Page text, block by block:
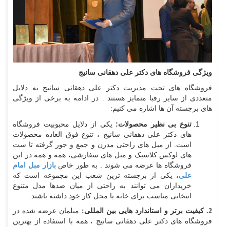
ویژگی فروشگاه های دکتر علی دهقانی سانیج
فروشگاه های تحت مدیریت دکتر علی دهقانی سانیج به دلایل
متعددی از سایر رقبا متمایز هستند . در ادامه به برخی از ویژگی
های برجسته آن ها اشاره می کنیم:
تنوع بی نظیر محصولات: یکی از دلایل محبوبیت فروشگاه
های دکتر علی دهقانی سانیج ، تنوع فوق العاده محصولات
است. از مبل های راحتی مدرن و جمع و جور گرفته تا ست
های لوکس کلاسیک و مبل های سفارشی، همه و همه در این
فروشگاه ها عرضه می شوند . به طور خاصبازار مبل امام
علی، یکی از برجسته ترین شعب این مجموعه است که
خریداران می توانند به راحتی از میان صدها مدل متنوع
انتخابی مناسب برای خانه یا محل کار خود داشته باشند.
2. کیفیت برتر و استاندارد هایی بین المللی:
مبلمان عرضه شده در
فروشگاه های دکتر علی دهقانی سانیج ، همه با استفاده از بهترین